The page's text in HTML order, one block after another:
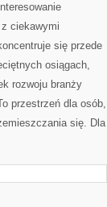
ciekawymi
się przede
osiągach,
rozwoju branży
przestrzeń dla osób,
się. Dla